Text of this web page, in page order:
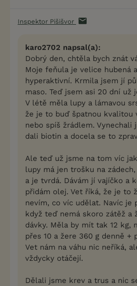
Inspektor Pišišvor
karo2702 napsal(a):
Dobrý den, chtěla bych znát
Moje feňula je velice hubená
hyperaktivní. Krmila jsem jí
maso. Teď jsem asi 20 dní už
V létě měla lupy a lámavou
že je to buď špatnou kvalitou
nebo spíš žrádlem. Vynechali
dali biotin a docela se to
Ale teď už jsme na tom víc
lupy má jen trošku na
a je tvrdá. Dávám jí vajíčko a
přidám olej. Vet říká, že je to
nevím, co víc udělat. Navíc je
když teď nemá skoro zátěž a
dávky. Měla by mít tak 12 kg,
přes 10 a žere 360 g denně +
Vet nám na váhu nic neříká,
vždycky otáčejí.
Dělali jsme krev a trus a nic